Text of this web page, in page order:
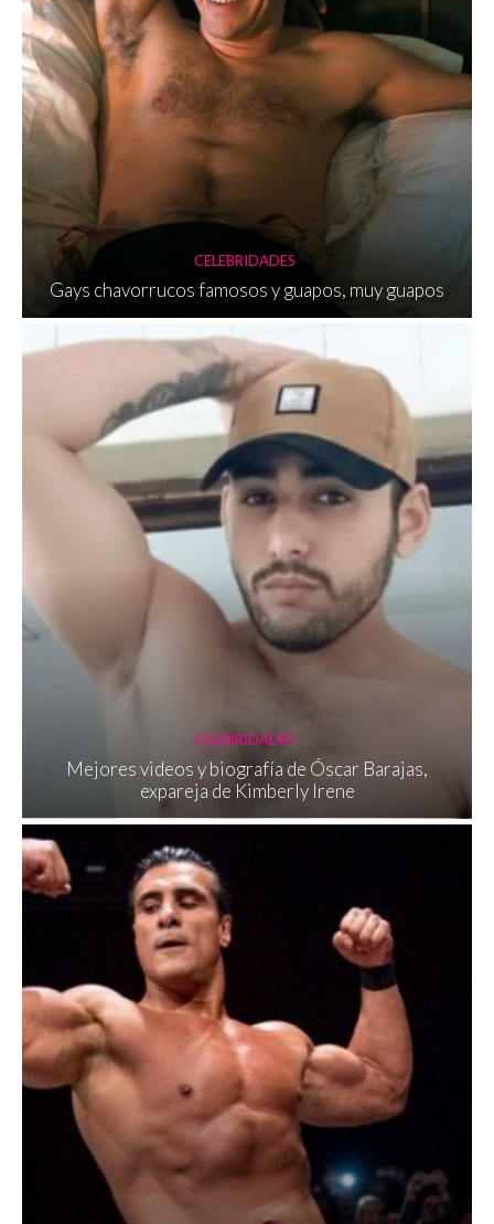
CELEBRIDADES
Gays chavorrucos famosos y guapos, muy guapos
CELEBRIDADES
Mejores videos y biografía de Óscar Barajas,
expareja de Kimberly Irene